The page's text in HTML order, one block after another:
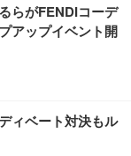
ワイト)
チェア 肘なし メ
き 腰サポート ガ
ター付き コンパク
テレワーク 在宅
】GRAPHT THE S
ゲーミン
量子ドット 残
ーカー)
厚型 お徳用 レギ
定】
らがFENDIコーデ
アップイベント開
ィベート対決もル